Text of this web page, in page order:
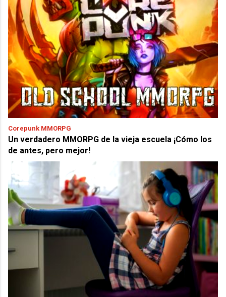
Corepunk MMORPG
Un verdadero MMORPG de la vieja escuela ¡Cómo los
de antes, pero mejor!